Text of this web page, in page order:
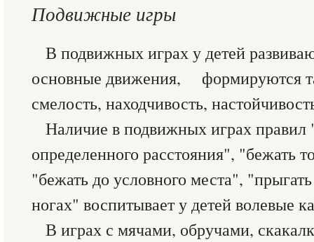
Подвижные игры
В подвижных играх у детей
основные движения, формируются
смелость, находчивость,
Наличие в подвижных играх правил
определенного расстояния", "бежать
"бежать до условного места",
ногах" воспитывает у детей волевые
В играх с мячами, обручами,